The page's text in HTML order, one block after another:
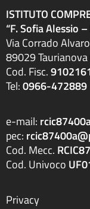
ISTITUTO
“F. Sofia Alessio
Via Corrado
89029 Taurianova
Cod. Fisc.
Tel:0966-472889
e-mail:
pec:
Cod. Mecc.
Cod. Univoco
Privacy